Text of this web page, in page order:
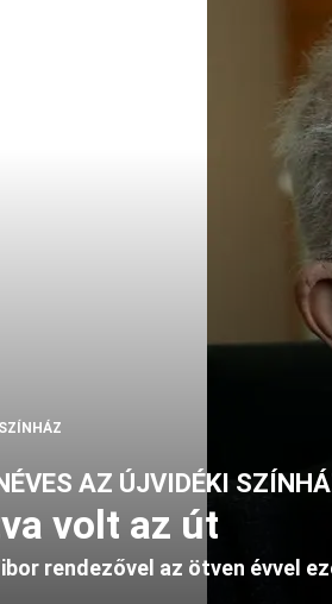
AZ ÚJVIDÉKI
volt az út
rendezővel az ötven évvel